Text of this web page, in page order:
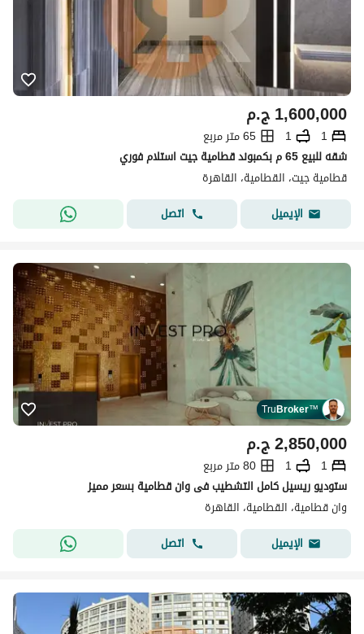
ج.م1,600,000
1
1
65 متر مربع
شقه للبيع 65 م بكمبوند قطامية جيت استلام فوري
قطامية جيت، القطامية، القاهرة
الإيميل
اتصل
TruBroker™
ج.م2,850,000
1
1
80 متر مربع
ستوديو ريسيل كامل التشطيب فى وان قطامية بسعر مميز
وان قطامية، القطامية، القاهرة
الإيميل
اتصل